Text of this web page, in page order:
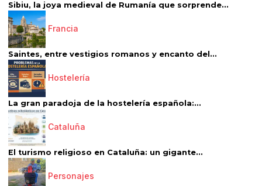
Sibiu, la joya medieval de Rumanía que sorprende...
Francia
Saintes, entre vestigios romanos y encanto del...
Hostelería
La gran paradoja de la hostelería española:...
Cataluña
El turismo religioso en Cataluña: un gigante...
Personajes